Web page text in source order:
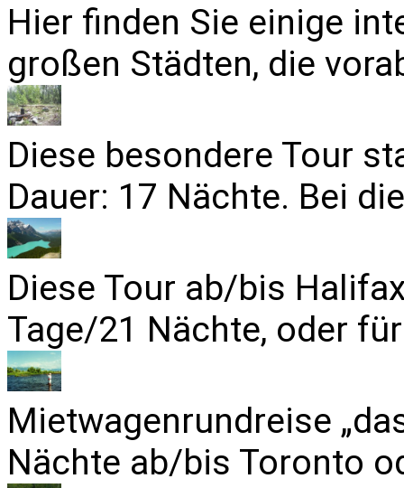
Hier finden Sie einige
großen Städten, die
Diese besondere Tour
Dauer: 17 Nächte. Bei
Diese Tour ab/bis
Tage/21 Nächte, oder
Mietwagenrundreise
Nächte ab/bis Toronto